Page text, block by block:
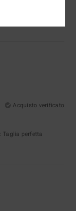
Acquisto verificato
: Taglia perfetta